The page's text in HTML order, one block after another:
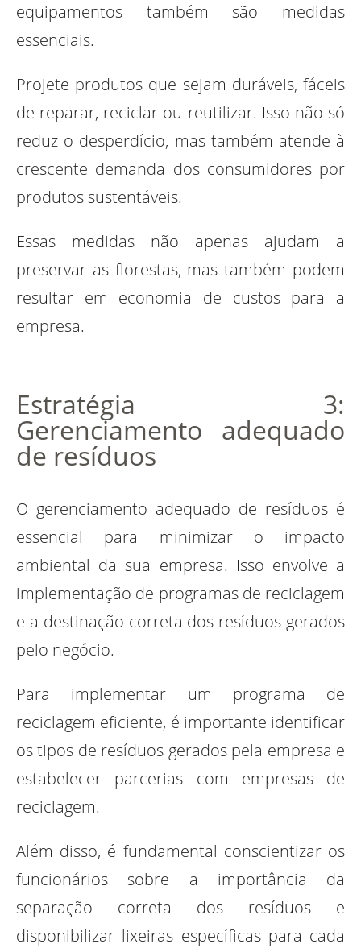
equipamentos também são medidas
essenciais.
Projete produtos que sejam duráveis, fáceis
de reparar, reciclar ou reutilizar. Isso não só
reduz o desperdício, mas também atende à
crescente demanda dos consumidores por
produtos sustentáveis.
Essas medidas não apenas ajudam a
preservar as florestas, mas também podem
resultar em economia de custos para a
empresa.
Estratégia 3:
Gerenciamento adequado
de resíduos
O gerenciamento adequado de resíduos é
essencial para minimizar o impacto
ambiental da sua empresa. Isso envolve a
implementação de programas de reciclagem
e a destinação correta dos resíduos gerados
pelo negócio.
Para implementar um programa de
reciclagem eficiente, é importante identificar
os tipos de resíduos gerados pela empresa e
estabelecer parcerias com empresas de
reciclagem.
Além disso, é fundamental conscientizar os
funcionários sobre a importância da
separação correta dos resíduos e
disponibilizar lixeiras específicas para cada